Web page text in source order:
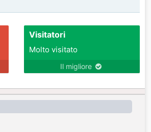
Visitatori
Molto visitato
Il migliore